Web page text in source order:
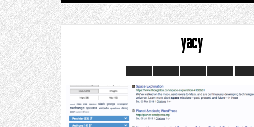
yacy